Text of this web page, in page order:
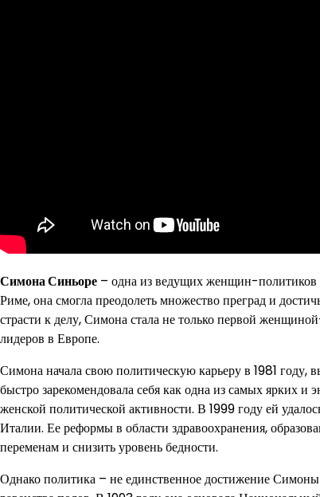
Симона Синьоре – одна из ведущих женщин-политиков
Риме, она смогла преодолеть множество преград и
страсти к делу, Симона стала не только первой
лидеров в Европе.
Симона начала свою политическую карьеру в 1981
быстро зарекомендовала себя как одна из самых ярких
женской политической активности. В 1999 году ей
Италии. Ее реформы в области здравоохранения,
переменам и снизить уровень бедности.
Однако политика – не единственное достижение